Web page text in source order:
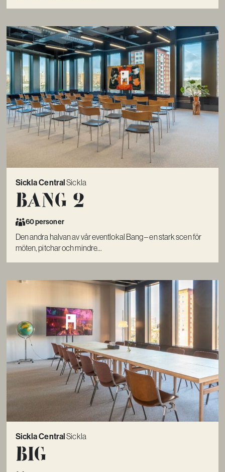
Sickla CentralSickla
Bang 2
60 personer
Den andra halvan av vår eventlokal Bang – en stark scen för
möten, pitchar och mindre...
Sickla CentralSickla
Big